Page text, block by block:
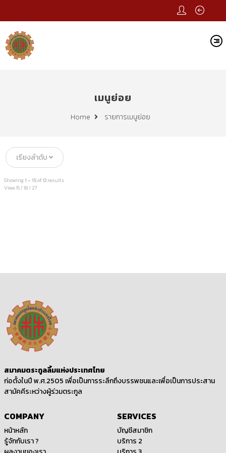
เมนูย่อย
Home รายการเมนูย่อย
เรียงลำดับ
Showing 1 – 15of 0results
View15/18/ 27
สมาคมตระกูลลิ้มแห่งประเทศไทย
ก่อตั้งในปี พ.ศ.2505 เพื่อเป็นการระลึกถึงบรรพชนและเพื่อเป็นการประสาน
สามัคคีระหว่างผู้ร่วมตระกูล
COMPANY
หน้าหลัก
รู้จักกับเรา ?
SERVICES
บัญชีสมาชิก
บริการ 2